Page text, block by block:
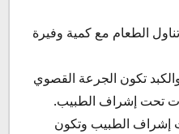
الطعام مع كمية وفيرة
تكون الجرعة القصوي
إشراف الطبيب وتكون